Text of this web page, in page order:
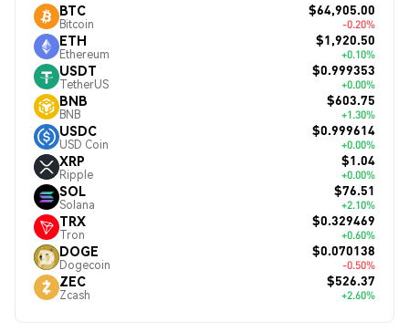
BTC
Bitcoin
$64,905.00
-0.20%
ETH
Ethereum
$1,920.50
+0.10%
USDT
TetherUS
$0.999353
+0.00%
BNB
BNB
$603.75
+1.30%
USDC
USD Coin
$0.999614
+0.00%
XRP
Ripple
$1.04
+0.00%
SOL
Solana
$76.51
+2.10%
TRX
Tron
$0.329469
+0.60%
DOGE
Dogecoin
$0.070138
-0.50%
ZEC
Zcash
$526.37
+2.60%